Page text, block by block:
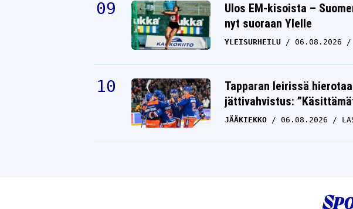
Ulos EM-kisoista –
nyt suoraan Ylelle
YLEISURHEILU 06.08.2026
Tapparan leirissä
jättivahvistus:
JÄÄKIEKKO 06.08.2026